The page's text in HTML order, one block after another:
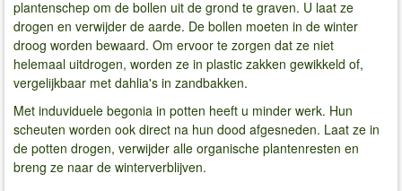
plantenschep om de bollen uit de grond te graven. U laat ze
drogen en verwijder de aarde. De bollen moeten in de winter
droog worden bewaard. Om ervoor te zorgen dat ze niet
helemaal uitdrogen, worden ze in plastic zakken gewikkeld of,
vergelijkbaar met dahlia's in zandbakken.
Met induviduele begonia in potten heeft u minder werk. Hun
scheuten worden ook direct na hun dood afgesneden. Laat ze in
de potten drogen, verwijder alle organische plantenresten en
breng ze naar de winterverblijven.